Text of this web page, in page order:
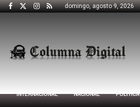
domingo, agosto 9, 2026
INTERNACIONAL NACIONAL POLÍTICA